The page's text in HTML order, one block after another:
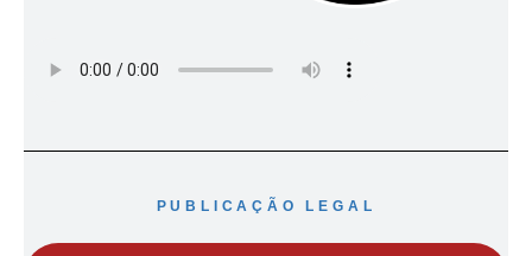
PUBLICAÇÃO LEGAL